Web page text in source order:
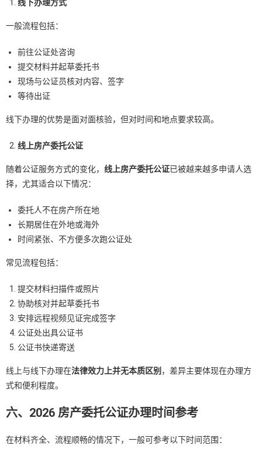
线下办理方式
一般流程包括：
前往公证处咨询
提交材料并起草委托书
现场与公证员核对内容、签字
等待出证
线下办理的优势是面对面核验，但对时间和地点要求较高。
线上房产委托公证
随着公证服务方式的变化， 线上房产委托公证已被越来越多申请人选
择，尤其适合以下情况：
委托人不在房产所在地
长期居住在外地或海外
时间紧张、不方便多次跑公证处
常见流程包括：
提交材料扫描件或照片
协助核对并起草委托书
安排远程视频见证完成签字
公证处出具公证书
公证书快递寄送
线上与线下办理在法律效力上并无本质区别 ，差异主要体现在办理方
式和便利程度。
六、2026 房产委托公证办理时间参考
在材料齐全、流程顺畅的情况下，一般可参考以下时间范围：